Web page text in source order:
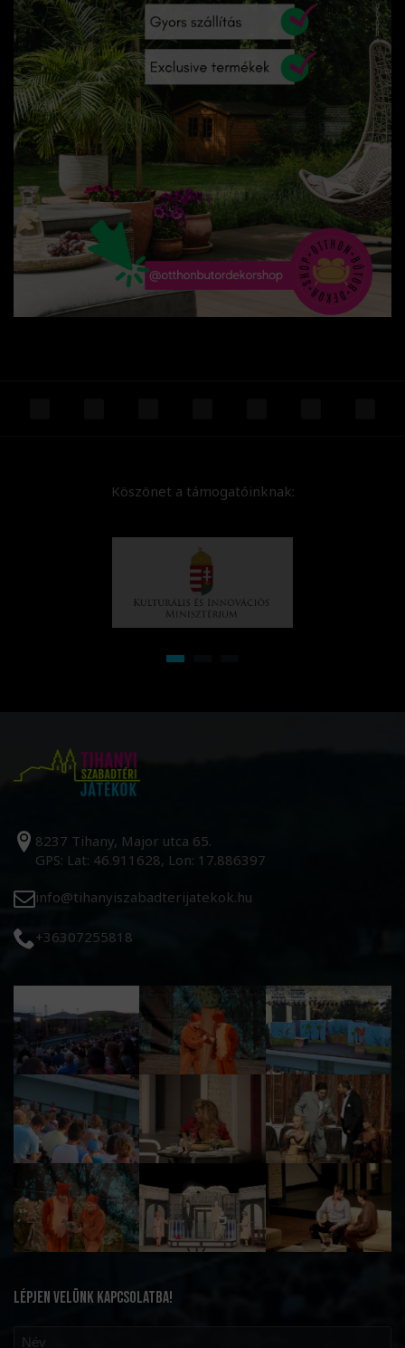
Köszönet a támogatóinknak:
8237 Tihany, Major utca 65.
GPS: Lat: 46.911628, Lon: 17.886397
info@tihanyiszabadterijatekok.hu
+36307255818
LÉPJEN VELÜNK KAPCSOLATBA!